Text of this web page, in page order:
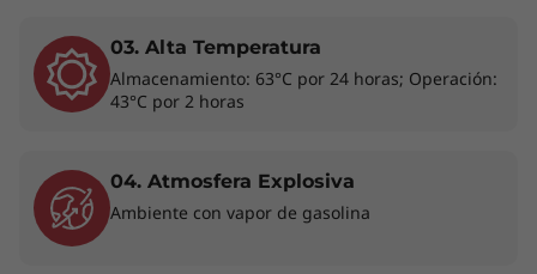
% más rápido que en los modelos anteriores.
Conéctate cuando y como lo necesites
permite descargas más rápidas y la
colaboración remota sin interrupciones,
incluso con varios dispositivos conectados a la
misma red (esta tecnología no está disponible
03. Alta Temperatura
Almacenamiento: 63°C por 24 horas; Operación:
43°C por 2 horas
04. Atmosfera Explosiva
Ambiente con vapor de gasolina